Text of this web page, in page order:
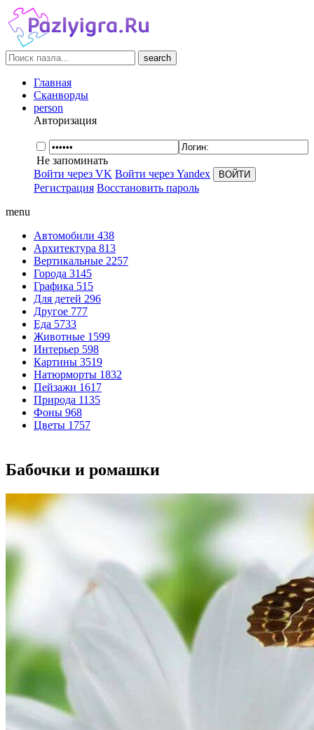
search
Главная
Сканворды
person
Авторизация
Не запоминать
Войти через VK Войти через Yandex
Регистрация Восстановить пароль
menu
Автомобили 438
Архитектура 813
Вертикальные 2257
Города 3145
Графика 515
Для детей 296
Другое 777
Еда 5733
Животные 1599
Интерьер 598
Картины 3519
Натюрморты 1832
Пейзажи 1617
Природа 1135
Фоны 968
Цветы 1757
Бабочки и ромашки